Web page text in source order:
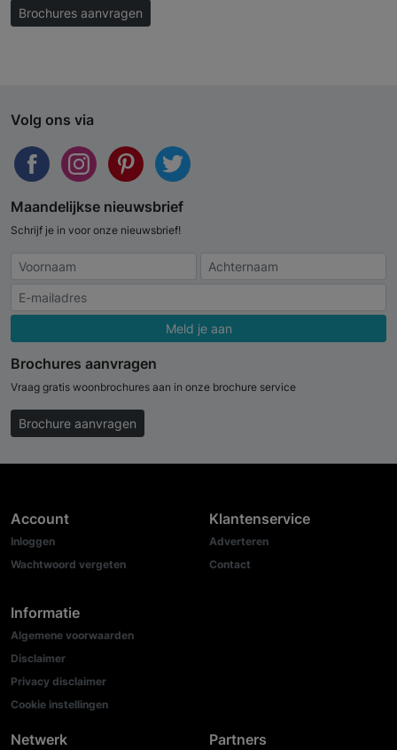
Brochures aanvragen
Volg ons via
Maandelijkse nieuwsbrief
Schrijf je in voor onze nieuwsbrief!
Meld je aan
Brochures aanvragen
Vraag gratis woonbrochures aan in onze brochure service
Brochure aanvragen
Account
Inloggen
Wachtwoord vergeten
Informatie
Algemene voorwaarden
Disclaimer
Privacy disclaimer
Cookie instellingen
Klantenservice
Adverteren
Contact
Netwerk Partners